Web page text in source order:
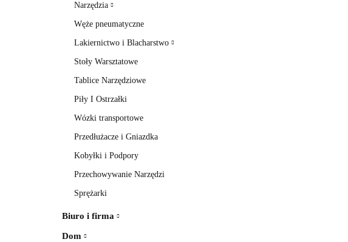
Narzędzia
Węże pneumatyczne
Lakiernictwo i Blacharstwo
Stoły Warsztatowe
Tablice Narzędziowe
Piły I Ostrzałki
Wózki transportowe
Przedłużacze i Gniazdka
Kobyłki i Podpory
Przechowywanie Narzędzi
Sprężarki
Biuro i firma
Dom